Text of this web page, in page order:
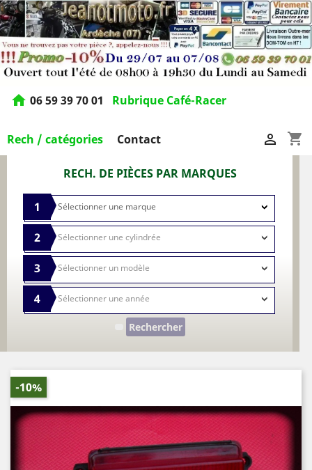
home 06 59 39 70 01 Rubrique Café-Racer
Rech / catégories Contact shopping_cart

RECH. DE PIÈCES PAR MARQUES
1
2
3
4
Rechercher
-10%